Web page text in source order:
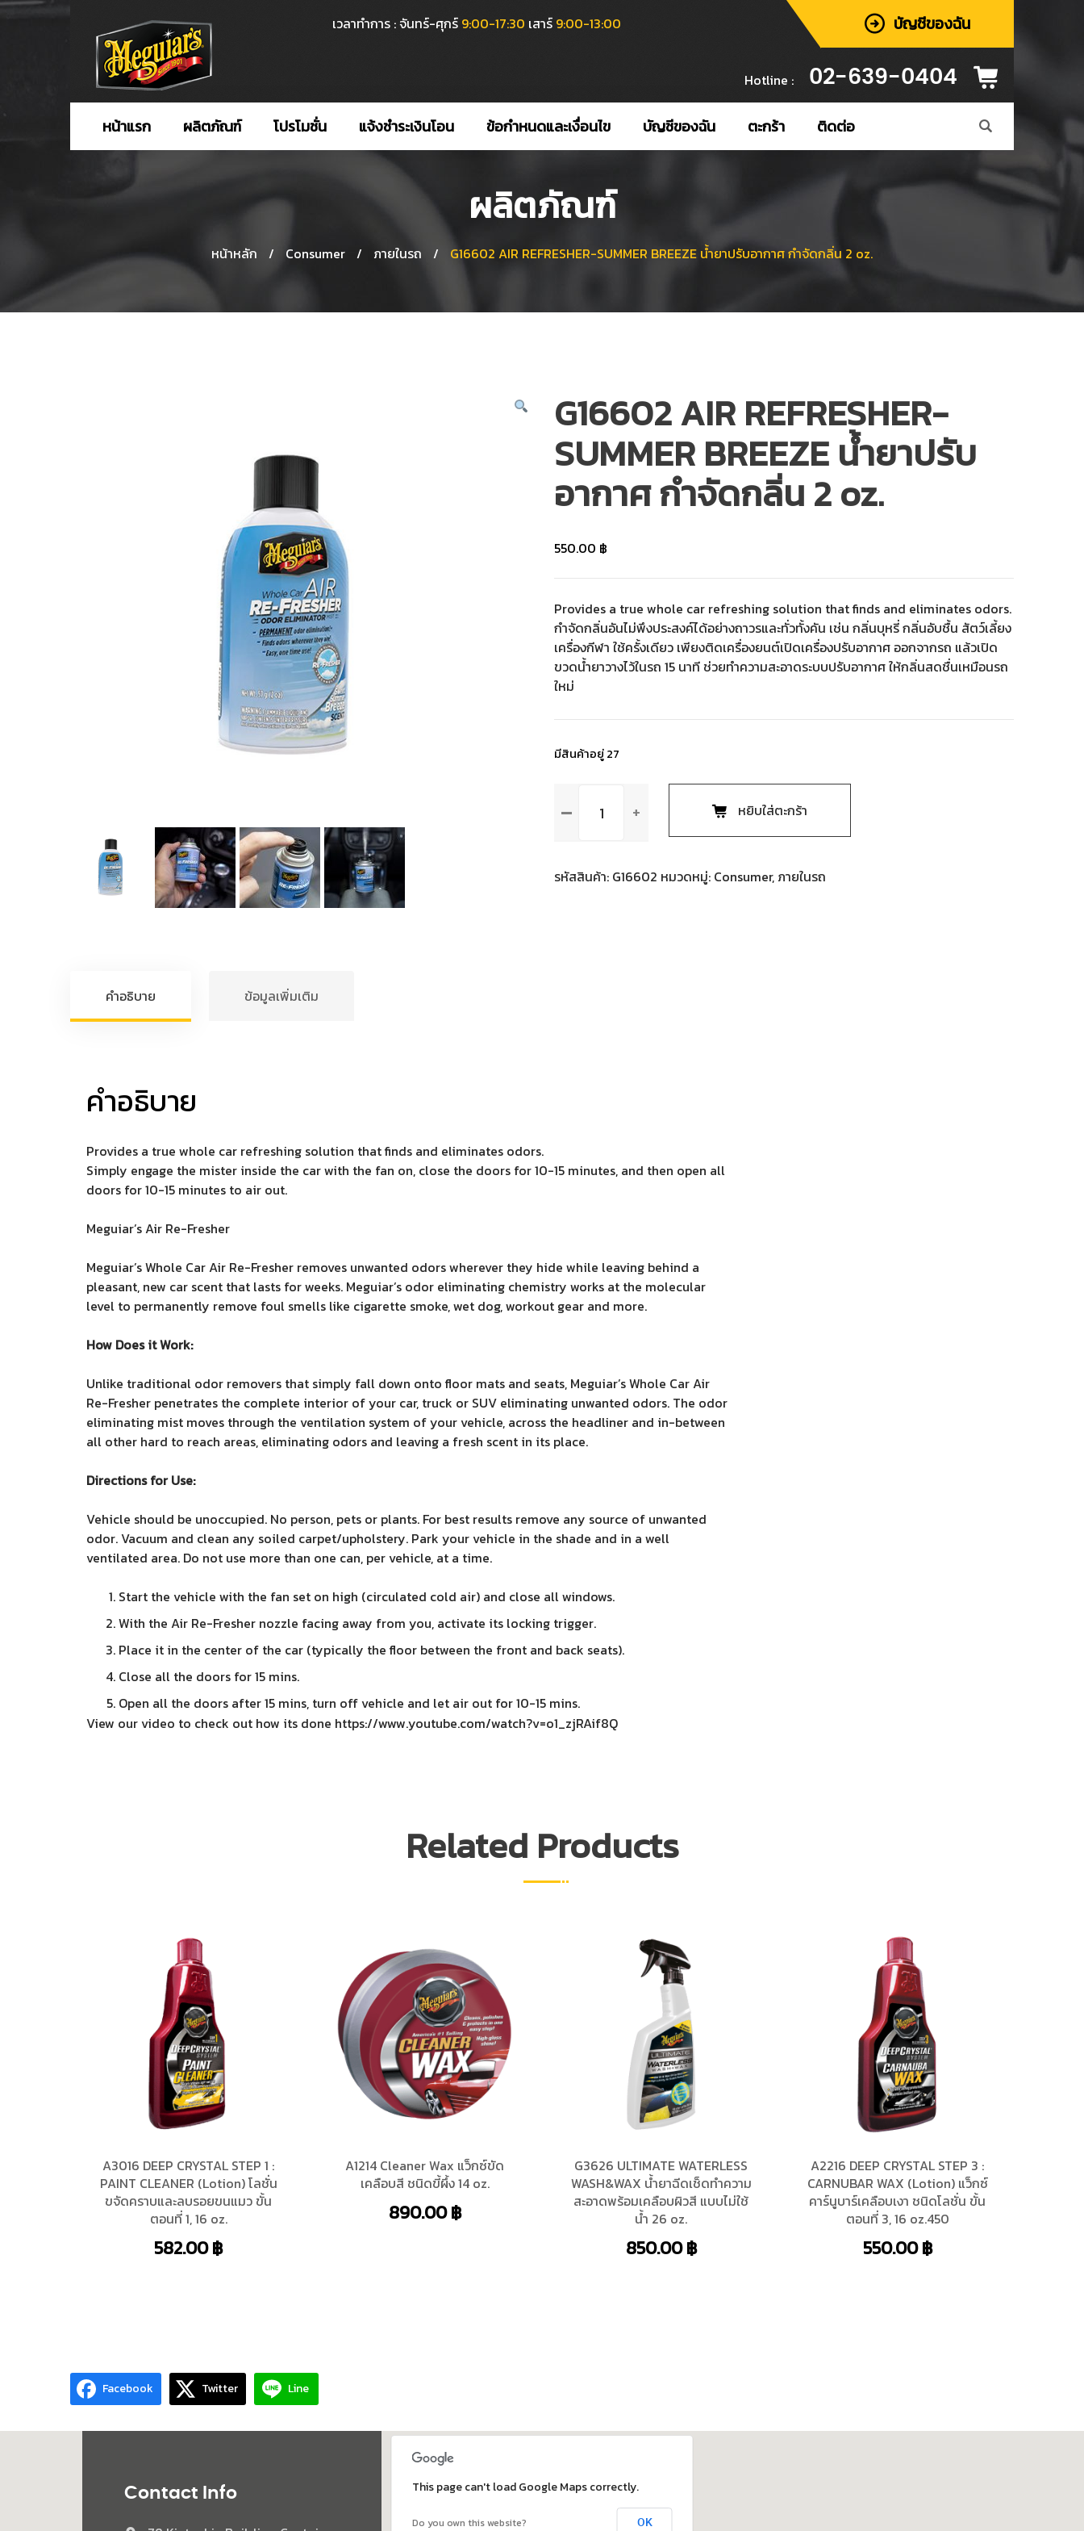
เวลาทำการ : จันทร์-ศุกร์ 9:00-17:30 เสาร์ 9:00-13:00 บัญชีของฉัน
Hotline : 02-639-0404
หน้าแรก ผลิตภัณฑ์ โปรโมชั่น แจ้งชำระเงินโอน ข้อกำหนดและเงื่อนไข บัญชีของฉัน ตะกร้า ติดต่อ
ผลิตภัณฑ์
หน้าหลัก / Consumer / ภายในรถ / G16602 AIR REFRESHER-SUMMER BREEZE น้ำยาปรับอากาศ กำจัดกลิ่น 2 oz.
G16602 AIR REFRESHER-
SUMMER BREEZE น้ำยาปรับ
อากาศ กำจัดกลิ่น 2 oz.
550.00 ฿
Provides a true whole car refreshing solution that finds and eliminates odors.
กำจัดกลิ่นอันไม่พึงประสงค์ได้อย่างถาวรและทั่วทั้งคัน เช่น กลิ่นบุหรี่ กลิ่นอับชื้น สัตว์เลี้ยง
เครื่องกีฬา ใช้ครั้งเดียว เพียงติดเครื่องยนต์เปิดเครื่องปรับอากาศ ออกจากรถ แล้วเปิด
ขวดน้ำยาวางไว้ในรถ 15 นาที ช่วยทำความสะอาดระบบปรับอากาศ ให้กลิ่นสดชื่นเหมือนรถ
ใหม่
มีสินค้าอยู่ 27
G16602
SUMMER
หยิบใส่ตะกร้า
รหัสสินค้า: G16602 หมวดหมู่: Consumer, ภายในรถ
คำอธิบาย ข้อมูลเพิ่มเติม
คำอธิบาย
Provides a true whole car refreshing solution that finds and eliminates odors.
Simply engage the mister inside the car with the fan on, close the doors for 10-15 minutes, and then open all
doors for 10-15 minutes to air out.
Meguiar’s Air Re-Fresher
Meguiar’s Whole Car Air Re-Fresher removes unwanted odors wherever they hide while leaving behind a
pleasant, new car scent that lasts for weeks. Meguiar’s odor eliminating chemistry works at the molecular
level to permanently remove foul smells like cigarette smoke, wet dog, workout gear and more.
How Does it Work:
Unlike traditional odor removers that simply fall down onto floor mats and seats, Meguiar’s Whole Car Air
Re-Fresher penetrates the complete interior of your car, truck or SUV eliminating unwanted odors. The odor
eliminating mist moves through the ventilation system of your vehicle, across the headliner and in-between
all other hard to reach areas, eliminating odors and leaving a fresh scent in its place.
Directions for Use:
Vehicle should be unoccupied. No person, pets or plants. For best results remove any source of unwanted
odor. Vacuum and clean any soiled carpet/upholstery. Park your vehicle in the shade and in a well
ventilated area. Do not use more than one can, per vehicle, at a time.
Start the vehicle with the fan set on high (circulated cold air) and close all windows.
With the Air Re-Fresher nozzle facing away from you, activate its locking trigger.
Place it in the center of the car (typically the floor between the front and back seats).
Close all the doors for 15 mins.
Open all the doors after 15 mins, turn off vehicle and let air out for 10-15 mins.
View our video to check out how its done https://www.youtube.com/watch?v=o1_zjRAif8Q
Related Products
A3016 DEEP CRYSTAL STEP 1 :
PAINT CLEANER (Lotion) โลชั่น
ขจัดคราบและลบรอยขนแมว ขั้น
ตอนที่ 1, 16 oz.
582.00฿
A1214 Cleaner Wax แว็กซ์ขัด
เคลือบสี ชนิดขี้ผึ้ง 14 oz.
890.00฿
G3626 ULTIMATE WATERLESS
WASH&WAX น้ำยาฉีดเช็ดทำความ
สะอาดพร้อมเคลือบผิวสี แบบไม่ใช้
น้ำ 26 oz.
850.00฿
A2216 DEEP CRYSTAL STEP 3 :
CARNUBAR WAX (Lotion) แว็กซ์
คาร์นูบาร์เคลือบเงา ชนิดโลชั่น ขั้น
ตอนที่ 3, 16 oz.450
550.00฿
Facebook Twitter Line
This page can't load Google Maps correctly.
Do you own this website? OK
Contact Info